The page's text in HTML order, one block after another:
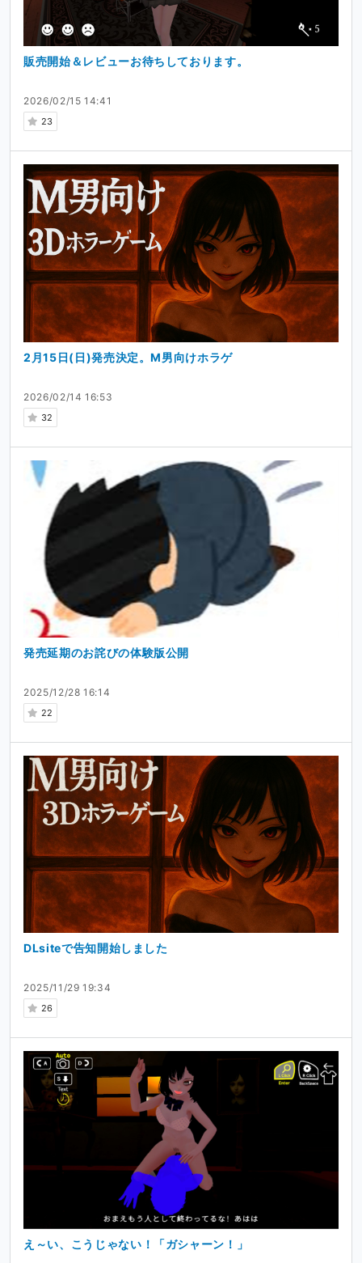
2026/02/15 14:41
23
販売開始＆レビューお待ちしております。
2026/02/14 16:53
32
2月15日(日)発売決定。M男向けホラゲ
2025/12/28 16:14
22
発売延期のお詫びの体験版公開
2025/11/29 19:34
26
DLsiteで告知開始しました
え～い、こうじゃない！「ガシャーン！」